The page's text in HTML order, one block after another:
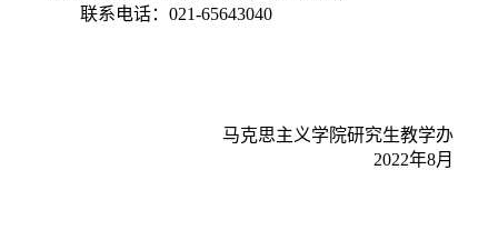
联系电话： 021-65643040
马克思主义学院研究生教学办
2022年8月